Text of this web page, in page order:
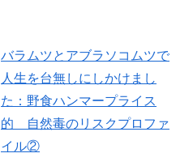
バラムツとアブラソコムツで
人生を台無しにしかけまし
た：野食ハンマープライス
的 自然毒のリスクプロファ
イル②